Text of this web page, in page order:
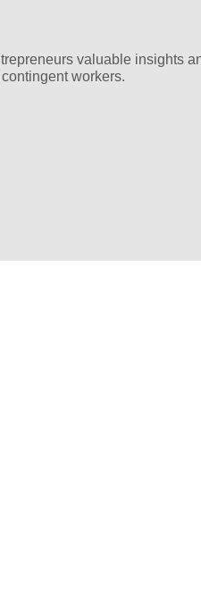
valuable insights
workers.